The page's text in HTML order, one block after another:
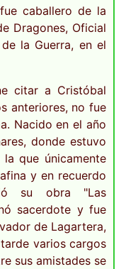
caballero de la
Dragones, Oficial
la Guerra, en el
citar a Cristóbal
anteriores, no fue
Nacido en el año
donde estuvo
que únicamente
y en recuerdo
su obra "Las
sacerdote y fue
de Lagartera,
varios cargos
sus amistades se